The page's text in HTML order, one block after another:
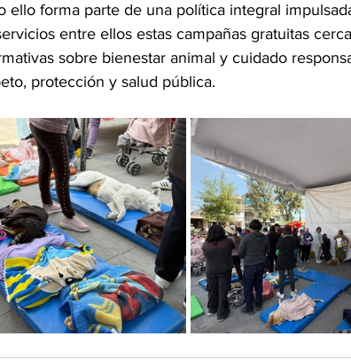
ello forma parte de una política integral
entre ellos estas campañas gratuitas
sobre bienestar animal y cuidado
protección y salud pública.